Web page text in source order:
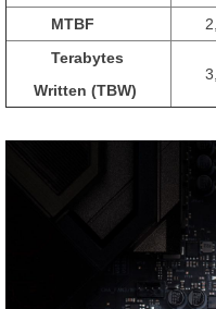
MTBF
Terabytes
Written (TBW)